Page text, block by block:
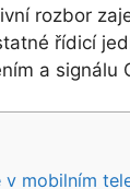
rozbor
řídicí
a signálu
v mobilním